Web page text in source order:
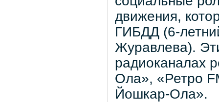
движения,
ГИБДД (6-
Журавлева).
радиоканалах
Ола», «Ретро
Йошкар-Ола».